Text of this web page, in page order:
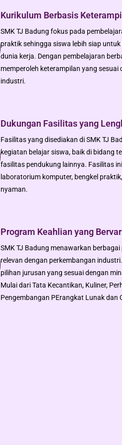
Kurikulum Berbasis
SMK TJ Badung fokus pada
praktik sehingga siswa lebih siap
dunia kerja. Dengan pembelajaran
memperoleh keterampilan yang sesuai
industri.
Dukungan Fasilitas yang
Fasilitas yang disediakan di SMK TJ
kegiatan belajar siswa, baik di bidang
fasilitas pendukung lainnya. Fasilitas
laboratorium komputer, bengkel
nyaman.
Program Keahlian yang
SMK TJ Badung menawarkan
relevan dengan perkembangan
pilihan jurusan yang sesuai dengan
Mulai dari Tata Kecantikan, Kuliner,
Pengembangan PErangkat Lunak dan